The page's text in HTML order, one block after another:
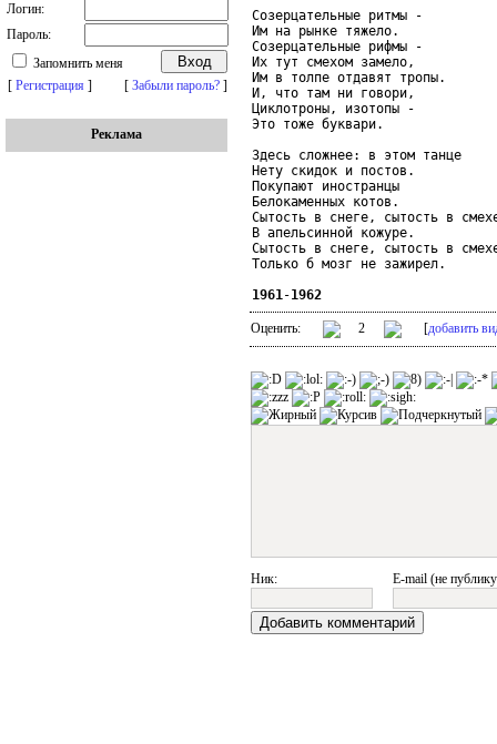
Логин:
Пароль:
Запомнить меня
[ Регистрация ] [ Забыли пароль? ]
Реклама
Созерцательные ритмы -
Им на рынке тяжело.
Созерцательные рифмы -
Их тут смехом замело,
Им в толпе отдавят тропы.
И, что там ни говори,
Циклотроны, изотопы -
Это тоже буквари.
Здесь сложнее: в этом танце
Нету скидок и постов.
Покупают иностранцы
Белокаменных котов.
Сытость в снеге, сытость в
В апельсинной кожуре.
Сытость в снеге, сытость в
Только б мозг не зажирел.
1961 -1962
Оценить: 2 [добавить
Ник: E-mail (не